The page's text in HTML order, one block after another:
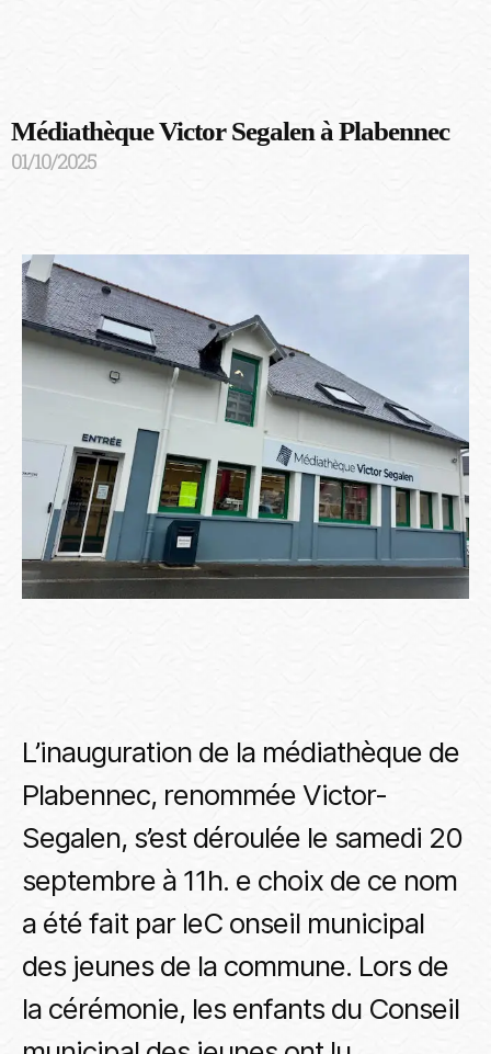
Médiathèque Victor Segalen à Plabennec
01/10/2025
L’inauguration de la médiathèque de
Plabennec, renommée Victor-
Segalen, s’est déroulée le samedi 20
septembre à 11h. e choix de ce nom
a été fait par leC onseil municipal
des jeunes de la commune. Lors de
la cérémonie, les enfants du Conseil